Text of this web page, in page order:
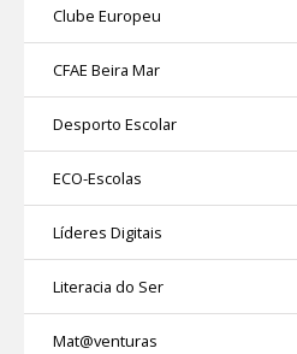
Clube Europeu
CFAE Beira Mar
Desporto Escolar
ECO-Escolas
Líderes Digitais
Literacia do Ser
Mat@venturas